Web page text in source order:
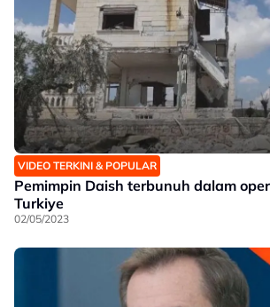
VIDEO TERKINI & POPULAR
Pemimpin Daish terbunuh dalam
Turkiye
02/05/2023